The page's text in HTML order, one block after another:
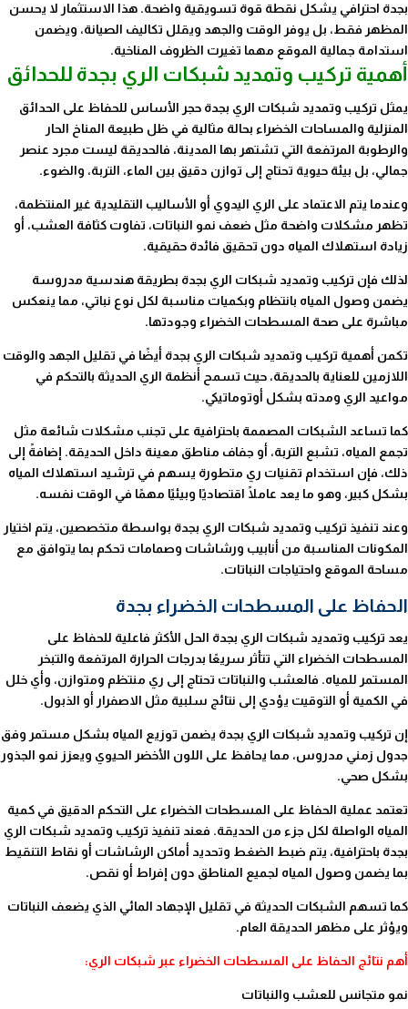
بجدة احترافي يشكل نقطة قوة تسويقية واضحة. هذا الاستثمار لا يحسن
المظهر فقط، بل يوفر الوقت والجهد ويقلل تكاليف الصيانة، ويضمن
استدامة جمالية الموقع مهما تغيرت الظروف المناخية.
أهمية تركيب وتمديد شبكات الري بجدة للحدائق
يمثل تركيب وتمديد شبكات الري بجدة حجر الأساس للحفاظ على الحدائق
المنزلية والمساحات الخضراء بحالة مثالية في ظل طبيعة المناخ الحار
والرطوبة المرتفعة التي تشتهر بها المدينة، فالحديقة ليست مجرد عنصر
جمالي، بل بيئة حيوية تحتاج إلى توازن دقيق بين الماء، التربة، والضوء.
وعندما يتم الاعتماد على الري اليدوي أو الأساليب التقليدية غير المنتظمة،
تظهر مشكلات واضحة مثل ضعف نمو النباتات، تفاوت كثافة العشب، أو
زيادة استهلاك المياه دون تحقيق فائدة حقيقية.
لذلك فإن تركيب وتمديد شبكات الري بجدة بطريقة هندسية مدروسة
يضمن وصول المياه بانتظام وبكميات مناسبة لكل نوع نباتي، مما ينعكس
مباشرة على صحة المسطحات الخضراء وجودتها.
تكمن أهمية تركيب وتمديد شبكات الري بجدة أيضًا في تقليل الجهد والوقت
اللازمين للعناية بالحديقة، حيث تسمح أنظمة الري الحديثة بالتحكم في
مواعيد الري ومدته بشكل أوتوماتيكي.
كما تساعد الشبكات المصممة باحترافية على تجنب مشكلات شائعة مثل
تجمع المياه، تشبع التربة، أو جفاف مناطق معينة داخل الحديقة. إضافةً إلى
ذلك، فإن استخدام تقنيات ري متطورة يسهم في ترشيد استهلاك المياه
بشكل كبير، وهو ما يعد عاملًا اقتصاديًا وبيئيًا مهمًا في الوقت نفسه.
وعند تنفيذ تركيب وتمديد شبكات الري بجدة بواسطة متخصصين، يتم اختيار
المكونات المناسبة من أنابيب ورشاشات وصمامات تحكم بما يتوافق مع
مساحة الموقع واحتياجات النباتات.
الحفاظ على المسطحات الخضراء بجدة
يعد تركيب وتمديد شبكات الري بجدة الحل الأكثر فاعلية للحفاظ على
المسطحات الخضراء التي تتأثر سريعًا بدرجات الحرارة المرتفعة والتبخر
المستمر للمياه. فالعشب والنباتات تحتاج إلى ري منتظم ومتوازن، وأي خلل
في الكمية أو التوقيت يؤدي إلى نتائج سلبية مثل الاصفرار أو الذبول.
إن تركيب وتمديد شبكات الري بجدة يضمن توزيع المياه بشكل مستمر وفق
جدول زمني مدروس، مما يحافظ على اللون الأخضر الحيوي ويعزز نمو الجذور
بشكل صحي.
تعتمد عملية الحفاظ على المسطحات الخضراء على التحكم الدقيق في كمية
المياه الواصلة لكل جزء من الحديقة. فعند تنفيذ تركيب وتمديد شبكات الري
بجدة باحترافية، يتم ضبط الضغط وتحديد أماكن الرشاشات أو نقاط التنقيط
بما يضمن وصول المياه لجميع المناطق دون إفراط أو نقص.
كما تسهم الشبكات الحديثة في تقليل الإجهاد المائي الذي يضعف النباتات
ويؤثر على مظهر الحديقة العام.
أهم نتائج الحفاظ على المسطحات الخضراء عبر شبكات الري:
نمو متجانس للعشب والنباتات